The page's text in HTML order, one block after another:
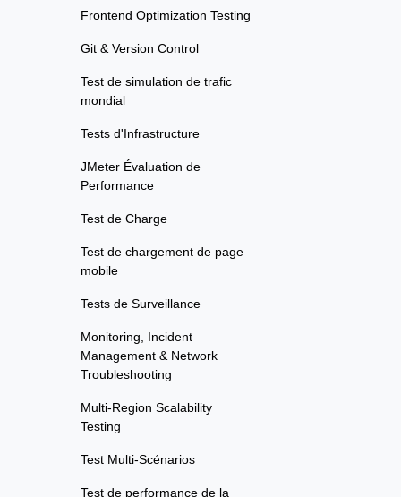
Frontend Optimization Testing
Git & Version Control
Test de simulation de trafic
mondial
Tests d'Infrastructure
JMeter Évaluation de
Performance
Test de Charge
Test de chargement de page
mobile
Tests de Surveillance
Monitoring, Incident
Management & Network
Troubleshooting
Multi-Region Scalability
Testing
Test Multi-Scénarios
Test de performance de la